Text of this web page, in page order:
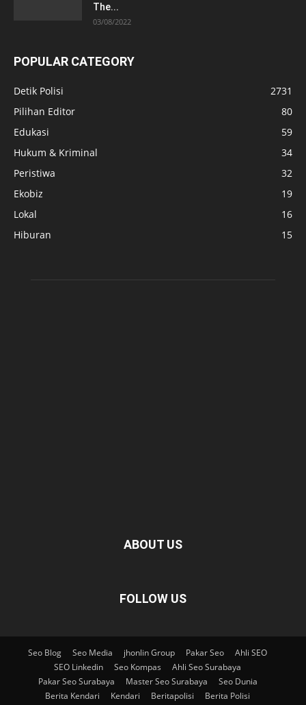
The...
03/08/2022
POPULAR CATEGORY
Detik Polisi
2731
Pilihan Editor
80
Edukasi
59
Hukum & Kriminal
34
Peristiwa
32
Ekobiz
19
Lokal
16
Hiburan
15
ABOUT US
FOLLOW US
Seo Blog Seo Media jhonlin Group Pakar Seo
Ahli SEO
SEO Linkedin
Seo Kompas
Ahli Seo Surabaya
Pakar Seo Surabaya
Master Seo Surabaya
Seo Dunia
Berita Kendari
Kendari Beritapolisi
Berita Polisi